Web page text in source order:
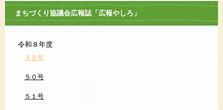
まちづくり協議会広報誌「広報やしろ」
令和８年度
４９号
５０号
５１号